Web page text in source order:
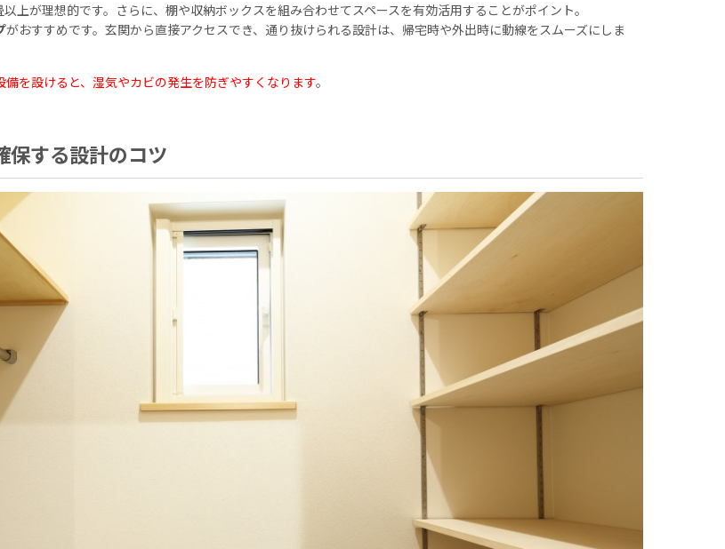
以上が理想的です。さらに、棚や収納ボックスを組み合わせてスペースを有効活用することがポイント。
がおすすめです。玄関から直接アクセスでき、通り抜けられる設計は、帰宅時や外出時に動線をスムーズにしま
を設けると、湿気やカビの発生を防ぎやすくなります。
保する設計のコツ